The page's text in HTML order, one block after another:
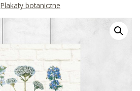
Plakaty botaniczne